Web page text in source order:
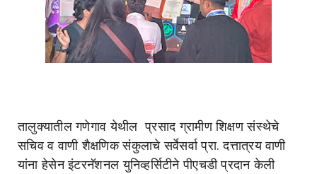
तालुक्यातील गणेगाव येथील प्रसाद ग्रामीण शिक्षण संस्थेचे
सचिव व वाणी शैक्षणिक संकुलाचे सर्वेसर्वा प्रा. दत्तात्रय वाणी
यांना हेसेन इंटरनॅशनल युनिव्हर्सिटीने पीएचडी प्रदान केली